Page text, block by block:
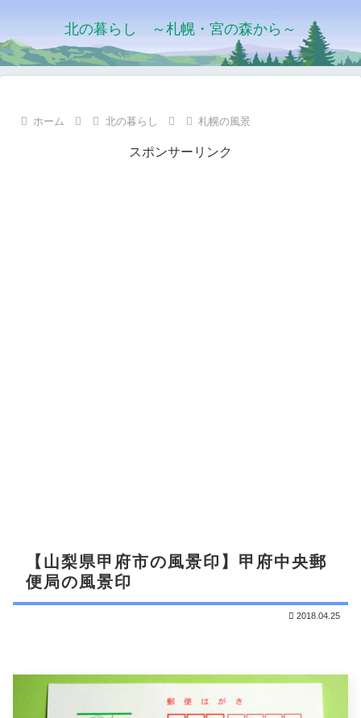
北の暮らし ～札幌・宮の森から～
ホーム 北の暮らし 札幌の風景
スポンサーリンク
【山梨県甲府市の風景印】甲府中央郵
便局の風景印
2018.04.25